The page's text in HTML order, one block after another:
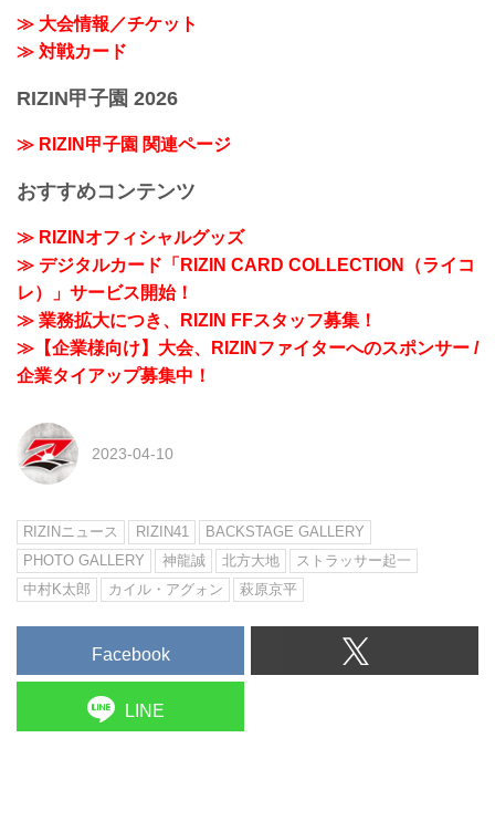
≫ 大会情報／チケット
≫ 対戦カード
RIZIN甲子園 2026
≫ RIZIN甲子園 関連ページ
おすすめコンテンツ
≫ RIZINオフィシャルグッズ
≫ デジタルカード「RIZIN CARD COLLECTION（ライコ
レ）」サービス開始！
≫ 業務拡大につき、RIZIN FFスタッフ募集！
≫【企業様向け】大会、RIZINファイターへのスポンサー /
企業タイアップ募集中！
2023-04-10
RIZINニュース RIZIN41
BACKSTAGE GALLERY
PHOTO GALLERY
神龍誠 北方大地
ストラッサー起一
中村K太郎
カイル・アグォン 萩原京平
Facebook
LINE